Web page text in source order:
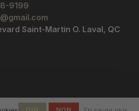
9199
Saint-Martin O. Laval, QC